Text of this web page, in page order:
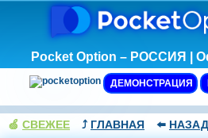
Pocket Option – РОССИЯ |
ДЕМОНСТРАЦИЯ
🍏 СВЕЖЕЕ ⤴️ ГЛАВНАЯ ⬅️ НАЗАД